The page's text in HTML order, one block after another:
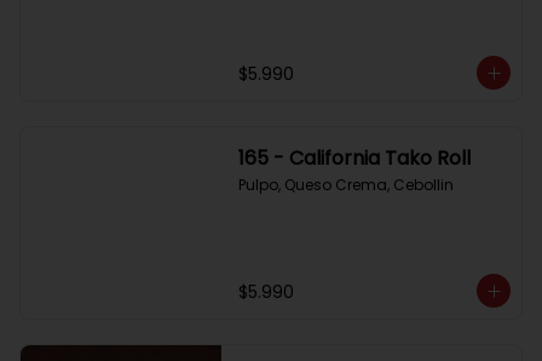
$5.990
165 - California Tako Roll
Pulpo, Queso Crema, Cebollin
$5.990